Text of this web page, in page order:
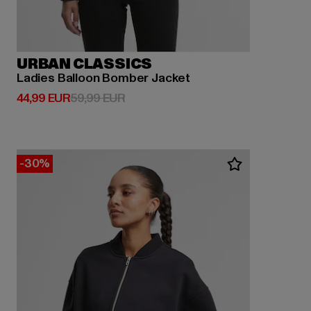
URBAN CLASSICS
Ladies Balloon Bomber Jacket
44,99 EUR
Derzeitiger Preis: 44,99 EUR
59,99 EURAktionspreis: 59,99 EUR
-30%